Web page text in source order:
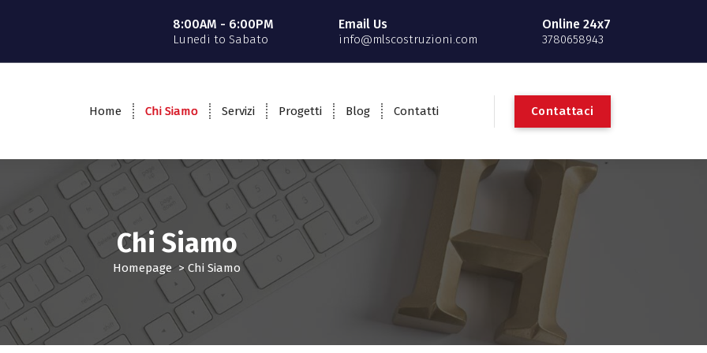
8:00AM - 6:00PM
Lunedi to Sabato
Email Us
info@mlscostruzioni.com
Online 24x7
3780658943
Home Chi Siamo Servizi Progetti Blog Contatti Contattaci
Chi Siamo
Homepage>Chi Siamo